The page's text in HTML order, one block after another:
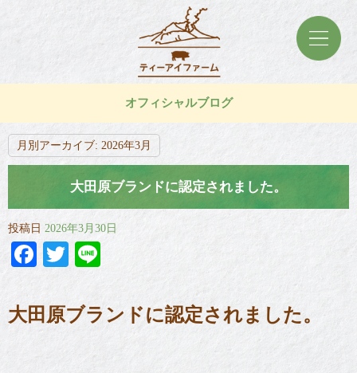
オフィシャルブログ
月別アーカイブ: 2026年3月
大田原ブランドに認定されました。
投稿日 2026年3月30日
Facebook
Twitter
大田原ブランドに認定されました。